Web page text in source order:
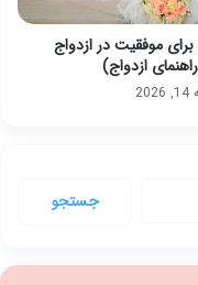
برای موفقیت در ازدواج
ازدواج)